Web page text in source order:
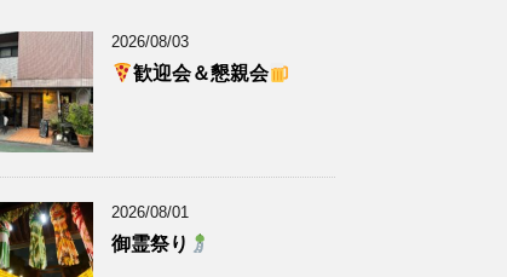
2026/08/03
歓迎会＆懇親会
2026/08/01
御霊祭り